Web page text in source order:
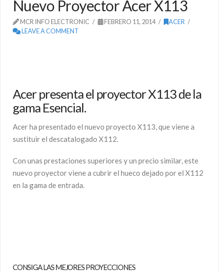
Nuevo Proyector Acer X113
MCR INFO ELECTRONIC FEBRERO 11, 2014
ACER
LEAVE A COMMENT
Acer presenta el proyector X113 de la
gama Esencial.
Acer ha presentado el nuevo proyecto X113, que viene a
sustituir el descatalogado X112.
Con unas prestaciones superiores y un precio similar, este
nuevo proyector viene a cubrir el hueco dejado por el X112
en la gama de entrada.
CONSIGA LAS MEJORES PROYECCIONES